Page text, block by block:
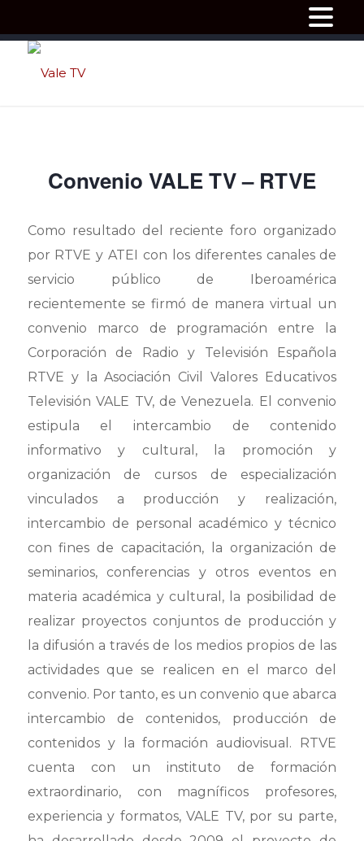
Convenio VALE TV – RTVE
Como resultado del reciente foro organizado
por RTVE y ATEI con los diferentes canales de
servicio público de Iberoamérica
recientemente se firmó de manera virtual un
convenio marco de programación entre la
Corporación de Radio y Televisión Española
RTVE y la Asociación Civil Valores Educativos
Televisión VALE TV, de Venezuela. El convenio
estipula el intercambio de contenido
informativo y cultural, la promoción y
organización de cursos de especialización
vinculados a producción y realización,
intercambio de personal académico y técnico
con fines de capacitación, la organización de
seminarios, conferencias y otros eventos en
materia académica y cultural, la posibilidad de
realizar proyectos conjuntos de producción y
la difusión a través de los medios propios de las
actividades que se realicen en el marco del
convenio. Por tanto, es un convenio que abarca
intercambio de contenidos, producción de
contenidos y la formación audiovisual. RTVE
cuenta con un instituto de formación
extraordinario, con magníficos profesores,
experiencia y formatos, VALE TV, por su parte,